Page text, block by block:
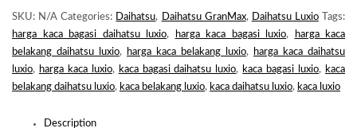
LUXIO
QUANTITY
SKU: N/A Categories: Daihatsu, Daihatsu GranMax, Daihatsu Luxio
Tags:
harga kaca bagasi daihatsu luxio, harga kaca bagasi luxio,
harga kaca
belakang daihatsu luxio, harga kaca belakang luxio,
harga kaca daihatsu
luxio, harga kaca luxio, kaca bagasi daihatsu luxio, kaca bagasi luxio, kaca
belakang daihatsu luxio, kaca belakang luxio, kaca daihatsu luxio, kaca luxio
Description